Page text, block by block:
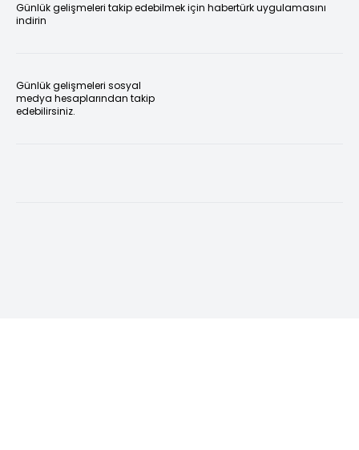
Günlük gelişmeleri takip edebilmek için habertürk uygulamasını
indirin
Günlük gelişmeleri sosyal
medya hesaplarından takip
edebilirsiniz.